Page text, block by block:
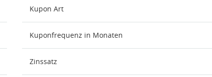
Kupon Art
Kuponfrequenz in Monaten
Zinssatz